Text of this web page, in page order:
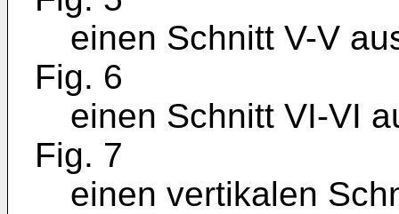
einen Schnitt V-V
Fig. 6
einen Schnitt VI-VI
Fig. 7
einen vertikalen